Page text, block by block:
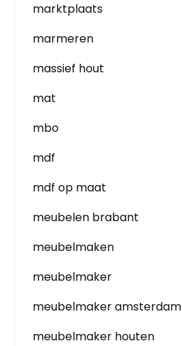
marktplaats
marmeren
massief hout
mat
mbo
mdf
mdf op maat
meubelen brabant
meubelmaken
meubelmaker
meubelmaker amsterdam
meubelmaker houten